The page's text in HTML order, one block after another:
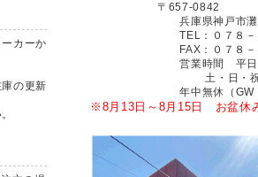
カーか
の更新
〒657-0842
兵庫県神戸市灘区船
TEL：０７８－８６
FAX：０７８－８６
営業時間 平日 ６：
土・日・祝日 ９：
年中無休（GW・お盆
※8月13日～8月15日 お盆休